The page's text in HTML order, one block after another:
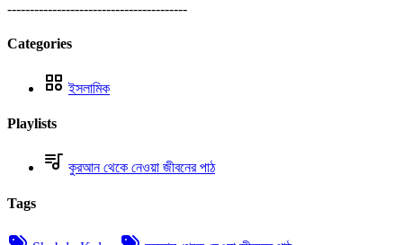
----------------------------------------
Categories
ইসলামিক
Playlists
কুরআন থেকে নেওয়া জীবনের পাঠ
Tags